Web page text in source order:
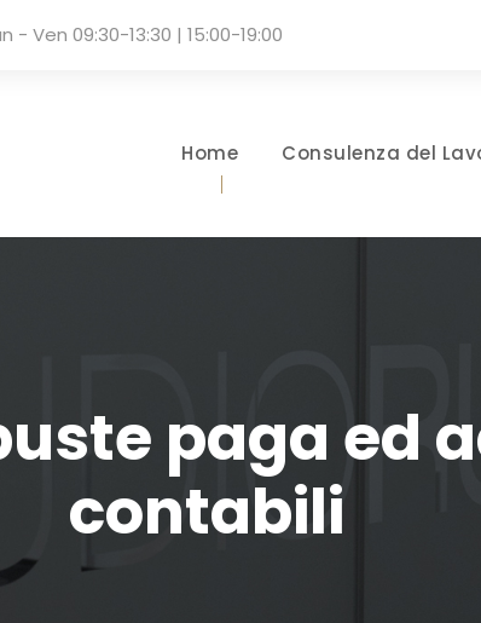
- Ven 09:30-13:30 | 15:00-19:00
Home Consulenza del
paga ed
contabili